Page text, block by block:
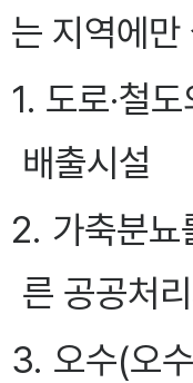
는 지역에
1. 도로·철
배출시설
2. 가축분뇨
른 공공처
3. 오수(오